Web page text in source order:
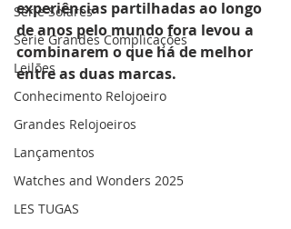
Série Solares
Série Grandes Complicações
Leilões
Conhecimento Relojoeiro
Grandes Relojoeiros
Lançamentos
Watches and Wonders 2025
LES TUGAS
experiências partilhadas ao longo
de anos pelo mundo fora levou a
combinarem o que há de melhor
entre as duas marcas.